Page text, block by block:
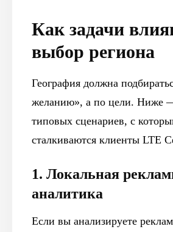
Как задачи
выбор региона
География должна
желанию», а по цели. Ниже
типовых сценариев, с
сталкиваются клиенты LTE
1. Локальная
аналитика
Если вы анализируете